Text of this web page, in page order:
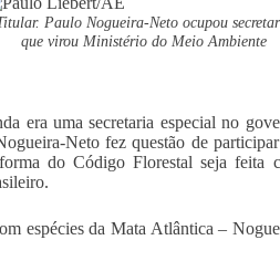
Paulo Nogueira-Neto ocupou
que virou Ministério do Meio Ambiente
era uma secretaria especial no
Neto fez questão de
do Código Florestal seja feita
espécies da Mata Atlântica –